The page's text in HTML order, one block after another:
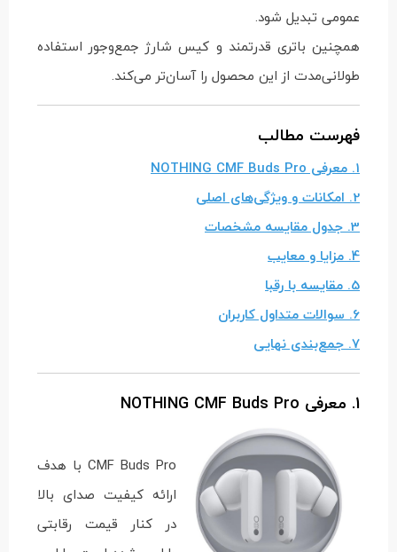
عمومی تبدیل شود.
همچنین باتری قدرتمند و کیس شارژ جمع‌وجور استفاده
طولانی‌مدت از این محصول را آسان‌تر می‌کند.
فهرست مطالب
1. معرفی NOTHING CMF Buds Pro
2. امکانات و ویژگی‌های اصلی
3. جدول مقایسه مشخصات
4. مزایا و معایب
5. مقایسه با رقبا
6. سوالات متداول کاربران
7. جمع‌بندی نهایی
1. معرفی NOTHING CMF Buds Pro
CMF Buds Pro با هدف
ارائه کیفیت صدای بالا
در کنار قیمت رقابتی